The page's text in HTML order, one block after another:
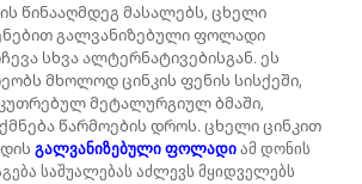
წინააღმდეგ მასალებს, ცხელი
გალვანიზებული ფოლადი
სხვა ალტერნატივებისგან. ეს
მხოლოდ ცინკის ფენის სისქეში,
მეტალურგიულ ბმაში,
წარმოების დროს. ცხელი ცინკით
გალვანიზებული ფოლადი ამ დონის
საშუალებას აძლევს მყიდველებს